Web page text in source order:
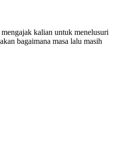
kalian untuk menelusuri
bagaimana masa lalu masih